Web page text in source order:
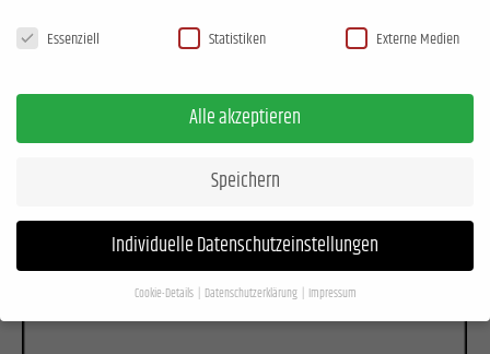
Datenschutzeinstellungen
Essenziell Statistiken Externe Medien
Alle akzeptieren
Speichern
Individuelle Datenschutzeinstellungen
Cookie-Details Datenschutzerklärung Impressum
Datenschutzeinstellungen